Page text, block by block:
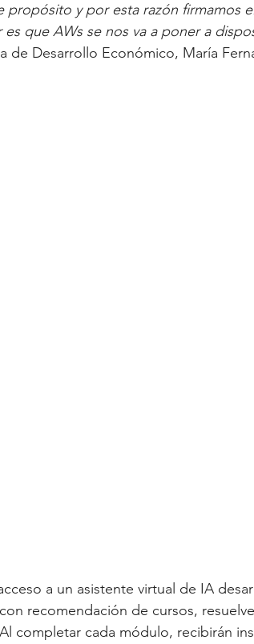
propósito y por esta razón firmamos
que AWs se nos va a poner a
de Desarrollo Económico, María
a un asistente virtual de IA
recomendación de cursos,
completar cada módulo, recibirán